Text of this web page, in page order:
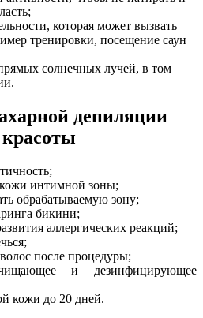
которая может вызвать
тренировки, посещение саун
солнечных лучей, в том
депиляции
кожи интимной зоны;
обрабатываемую зону;
бикини;
аллергических реакций;
после процедуры;
и дезинфицирующее
кожи до 20 дней.